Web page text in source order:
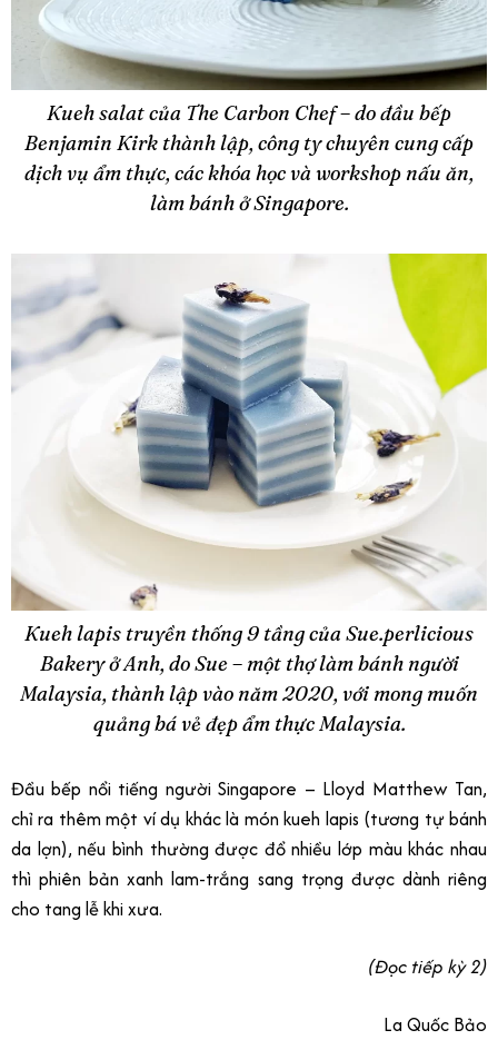
Kueh salat của The Carbon Chef – do đầu bếp
Benjamin Kirk thành lập, công ty chuyên cung cấp
dịch vụ ẩm thực, các khóa học và workshop nấu ăn,
làm bánh ở Singapore.
Kueh lapis truyền thống 9 tầng của Sue.perlicious
Bakery ở Anh, do Sue – một thợ làm bánh người
Malaysia, thành lập vào năm 2020, với mong muốn
quảng bá vẻ đẹp ẩm thực Malaysia.
Đầu bếp nổi tiếng người Singapore – Lloyd Matthew Tan,
chỉ ra thêm một ví dụ khác là món kueh lapis (tương tự bánh
da lợn), nếu bình thường được đổ nhiều lớp màu khác nhau
thì phiên bản xanh lam-trắng sang trọng được dành riêng
cho tang lễ khi xưa.
(Đọc tiếp kỳ 2)
La Quốc Bảo